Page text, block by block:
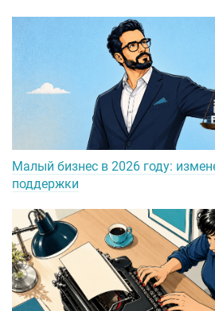
Малый бизнес в 2026 году:
поддержки